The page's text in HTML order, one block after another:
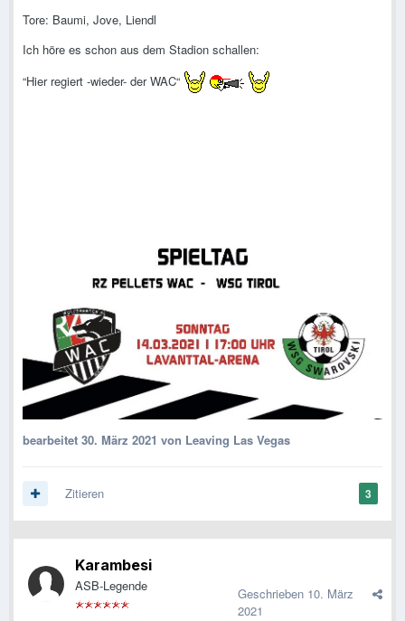
Tore: Baumi, Jove, Liendl
Ich höre es schon aus dem Stadion schallen:
“Hier regiert -wieder- der WAC“
bearbeitet 30. März 2021 von Leaving Las Vegas
3
Zitieren
Karambesi
ASB-Legende Geschrieben 10. März
2021